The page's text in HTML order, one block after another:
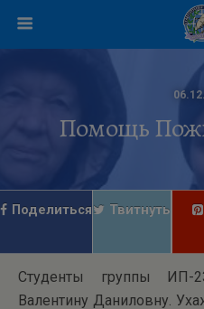
Помощь
Поделиться Твитнуть
Студенты группы ИП-
Валентину Даниловну.